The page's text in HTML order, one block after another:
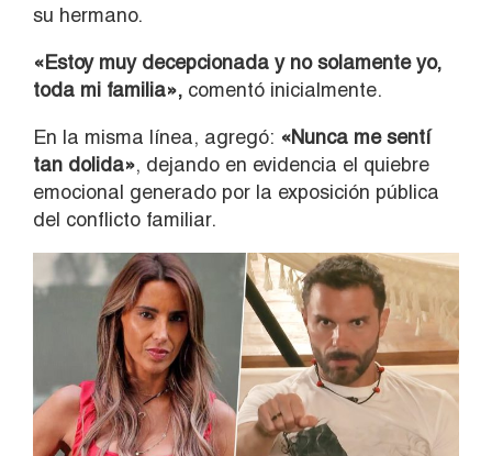
su hermano.
«Estoy muy decepcionada y no solamente yo,
toda mi familia», comentó inicialmente.
En la misma línea, agregó: «Nunca me sentí
tan dolida», dejando en evidencia el quiebre
emocional generado por la exposición pública
del conflicto familiar.